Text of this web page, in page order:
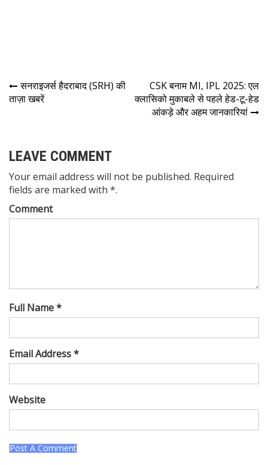
सनराइजर्स हैदराबाद (SRH) की
ताज़ा खबरें
CSK बनाम MI, IPL 2025: एल
क्लासिको मुकाबले से पहले हेड-टू-हेड
आंकड़े और अहम जानकारियां
LEAVE COMMENT
Your email address will not be published. Required
fields are marked with *.
Comment
Full Name *
Email Address *
Website